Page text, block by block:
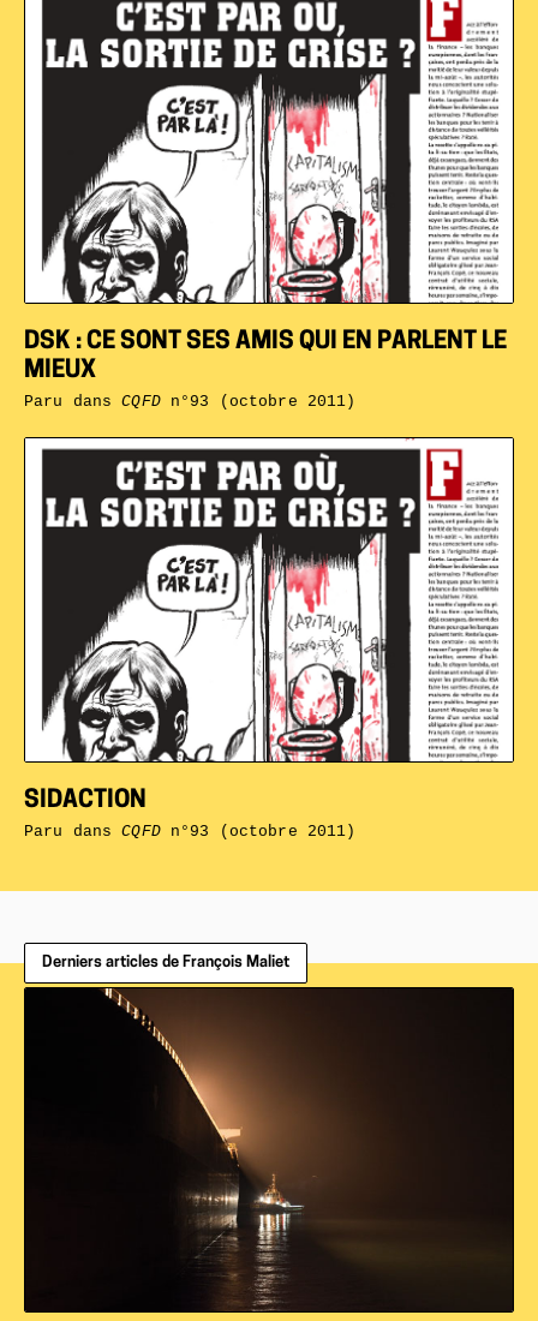
SIDACTION
Paru dansCQFDn°93 (octobre 2011)
DSK : CE SONT SES AMIS QUI EN PARLENT LE
MIEUX
Paru dansCQFDn°93 (octobre 2011)
Derniers articles de François Maliet